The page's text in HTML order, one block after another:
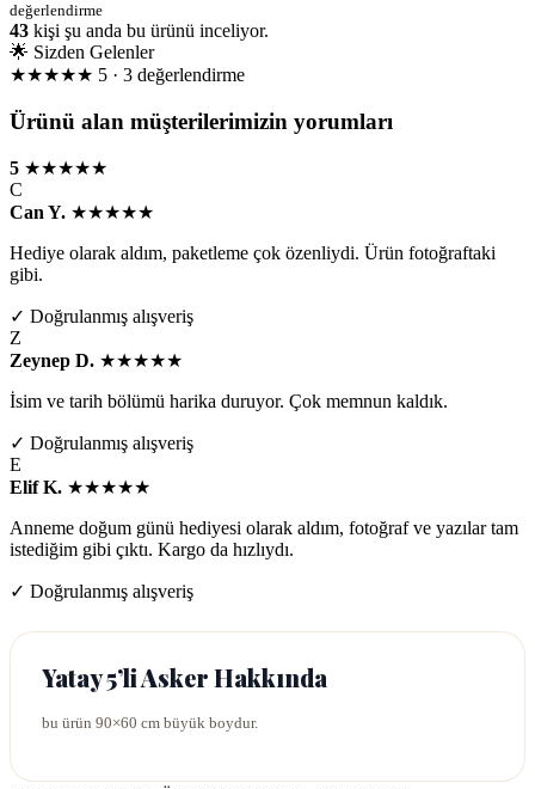
değerlendirme
43 kişi şu anda bu ürünü inceliyor.
🌟 Sizden Gelenler
★★★★★ 5 · 3 değerlendirme
Ürünü alan müşterilerimizin yorumları
5 ★★★★★
C
Can Y. ★★★★★
Hediye olarak aldım, paketleme çok özenliydi. Ürün fotoğraftaki
gibi.
✓ Doğrulanmış alışveriş
Z
Zeynep D. ★★★★★
İsim ve tarih bölümü harika duruyor. Çok memnun kaldık.
✓ Doğrulanmış alışveriş
E
Elif K. ★★★★★
Anneme doğum günü hediyesi olarak aldım, fotoğraf ve yazılar tam
istediğim gibi çıktı. Kargo da hızlıydı.
✓ Doğrulanmış alışveriş
Yatay 5’li Asker Hakkında
bu ürün 90×60 cm büyük boydur.